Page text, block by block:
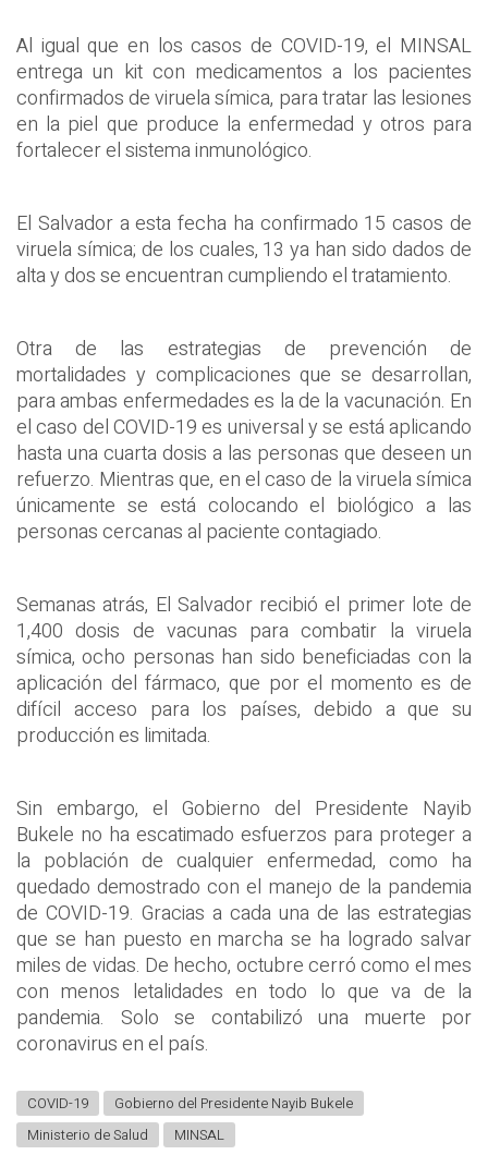
Al igual que en los casos de COVID-19, el MINSAL
entrega un kit con medicamentos a los pacientes
confirmados de viruela símica, para tratar las lesiones
en la piel que produce la enfermedad y otros para
fortalecer el sistema inmunológico.
El Salvador a esta fecha ha confirmado 15 casos de
viruela símica; de los cuales, 13 ya han sido dados de
alta y dos se encuentran cumpliendo el tratamiento.
Otra de las estrategias de prevención de
mortalidades y complicaciones que se desarrollan,
para ambas enfermedades es la de la vacunación. En
el caso del COVID-19 es universal y se está aplicando
hasta una cuarta dosis a las personas que deseen un
refuerzo. Mientras que, en el caso de la viruela símica
únicamente se está colocando el biológico a las
personas cercanas al paciente contagiado.
Semanas atrás, El Salvador recibió el primer lote de
1,400 dosis de vacunas para combatir la viruela
símica, ocho personas han sido beneficiadas con la
aplicación del fármaco, que por el momento es de
difícil acceso para los países, debido a que su
producción es limitada.
Sin embargo, el Gobierno del Presidente Nayib
Bukele no ha escatimado esfuerzos para proteger a
la población de cualquier enfermedad, como ha
quedado demostrado con el manejo de la pandemia
de COVID-19. Gracias a cada una de las estrategias
que se han puesto en marcha se ha logrado salvar
miles de vidas. De hecho, octubre cerró como el mes
con menos letalidades en todo lo que va de la
pandemia. Solo se contabilizó una muerte por
coronavirus en el país.
COVID-19
Gobierno del Presidente Nayib Bukele
Ministerio de Salud
MINSAL